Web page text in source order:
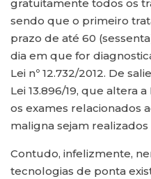
gratuitamente todos os
sendo que o primeiro
prazo de até 60
dia em que for
Lei nº 12.732/2012. De
Lei 13.896/19, que altera a
os exames relacionados
maligna sejam
Contudo, infelizmente,
tecnologias de ponta